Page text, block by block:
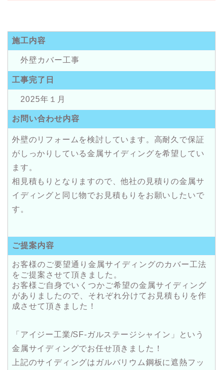
施工内容
外壁カバー工事
工事完了日
2025年１月
お問い合わせ内容
外壁のリフォームを検討しています。高耐久で保証
がしっかりしている金属サイディングを希望してい
ます。
相見積もりとなりますので、他社の見積りの金属サ
イディングと同じ物でお見積もりをお願いしたいで
す。
ご提案内容
お客様のご要望通り金属サイディングのカバー工法
をご提案させて頂きました。
お客様ご自身でいくつかご希望の金属サイディング
がありましたので、それぞれ分けてお見積もりを作
成させて頂きました！
「アイジー工業/SF-ガルステージシャイン」という
金属サイディングでお任せ頂きました！
上記のサイディングはガルバリウム鋼板に遮熱フッ